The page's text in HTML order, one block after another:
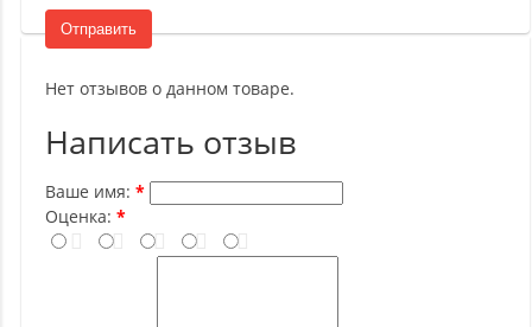
Отправить
Нет отзывов о данном товаре.
Написать отзыв
Ваше имя:
Оценка: